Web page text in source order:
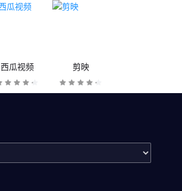
西瓜视频 剪映